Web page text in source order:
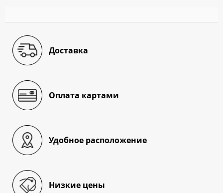
Доставка
Оплата картами
Удобное расположение
Низкие цены